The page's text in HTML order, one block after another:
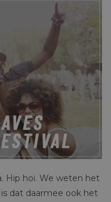
Hip hoi. We weten het
dat daarmee ook het